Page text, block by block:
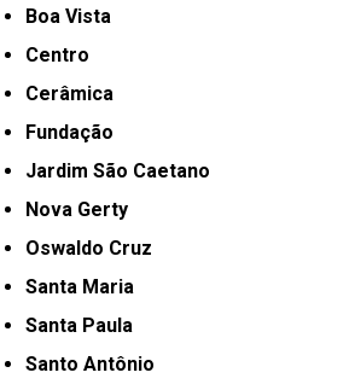
Boa Vista
Centro
Cerâmica
Fundação
Jardim São Caetano
Nova Gerty
Oswaldo Cruz
Santa Maria
Santa Paula
Santo Antônio